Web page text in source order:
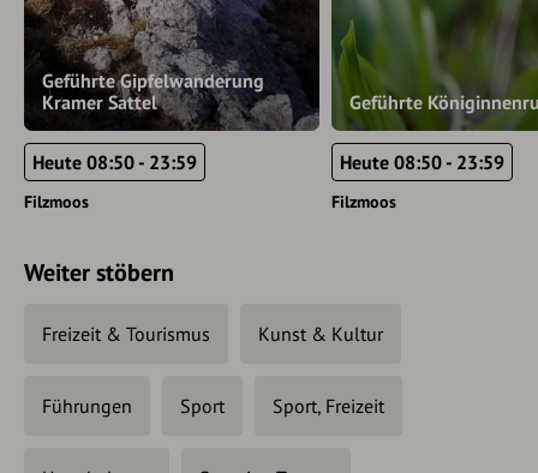
Geführte Gipfelwanderung
Kramer Sattel
Heute 08:50 - 23:59
Filzmoos
Geführte
Heute 08:50 - 23:59
Filzmoos
Weiter stöbern
Freizeit & Tourismus Kunst & Kultur
Führungen Sport Sport, Freizeit